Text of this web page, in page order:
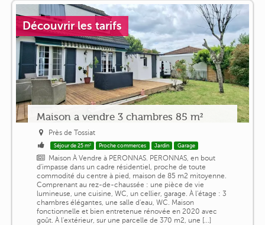
Découvrir les tarifs
Maison a vendre 3 chambres 85 m²
Près de Tossiat
Séjour de 25 m² Proche commerces Jardin Garage
Maison À Vendre à PERONNAS. PERONNAS, en bout
d'impasse dans un cadre résidentiel, proche de toute
commodité du centre à pied, maison de 85 m2 mitoyenne.
Comprenant au rez-de-chaussée : une pièce de vie
lumineuse, une cuisine, WC, un cellier, garage. À l'étage : 3
chambres élégantes, une salle d'eau, WC. Maison
fonctionnelle et bien entretenue rénovée en 2020 avec
goût. À l'extérieur, sur une parcelle de 370 m2, une [...]